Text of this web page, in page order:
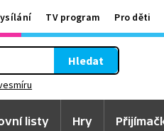
TV program Pro děti
Hledat
listy Hry